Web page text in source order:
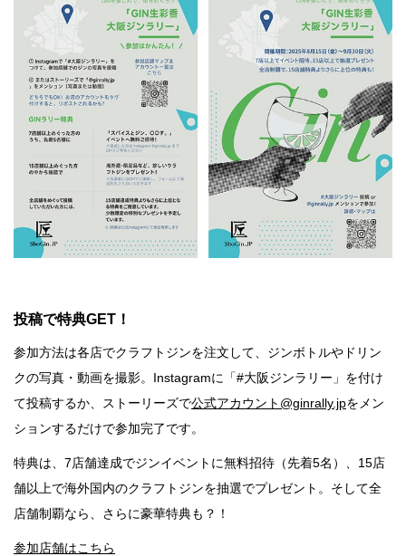
頓堀
銭湯
投稿で特典GET！
参加方法は各店でクラフトジンを注文して、ジンボトルやドリン
クの写真・動画を撮影。Instagramに「#大阪ジンラリー」を付け
て投稿するか、ストーリーズで公式アカウント@ginrally.jpをメン
ションするだけで参加完了です。
特典は、7店舗達成でジンイベントに無料招待（先着5名）、15店
舗以上で海外国内のクラフトジンを抽選でプレゼント。そして全
店舗制覇なら、さらに豪華特典も？！
参加店舗はこちら